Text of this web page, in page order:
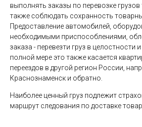
выполнять заказы по перевозке грузов
также соблюдать сохранность
Предоставление автомобилей,
необходимыми приспособлениями,
заказа - перевезти груз в целостности
полной мере это также касается
переездов в другой регион России,
Краснознаменск и обратно.
Наиболее ценный груз подлежит
маршрут следования по доставке